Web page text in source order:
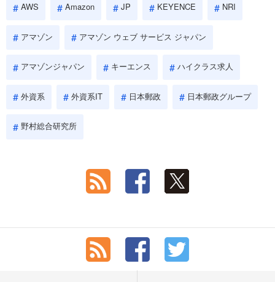
AWS Amazon JP KEYENCE NRI
アマゾン アマゾン ウェブ サービス ジャパン
アマゾンジャパン キーエンス ハイクラス求人
外資系 外資系IT 日本郵政 日本郵政グループ
野村総合研究所